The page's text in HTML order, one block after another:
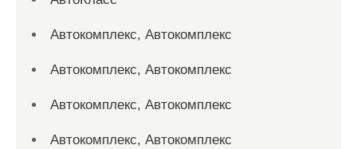
Автокомплекс, Автокомплекс
Автокомплекс, Автокомплекс
Автокомплекс, Автокомплекс
Автокомплекс, Автокомплекс